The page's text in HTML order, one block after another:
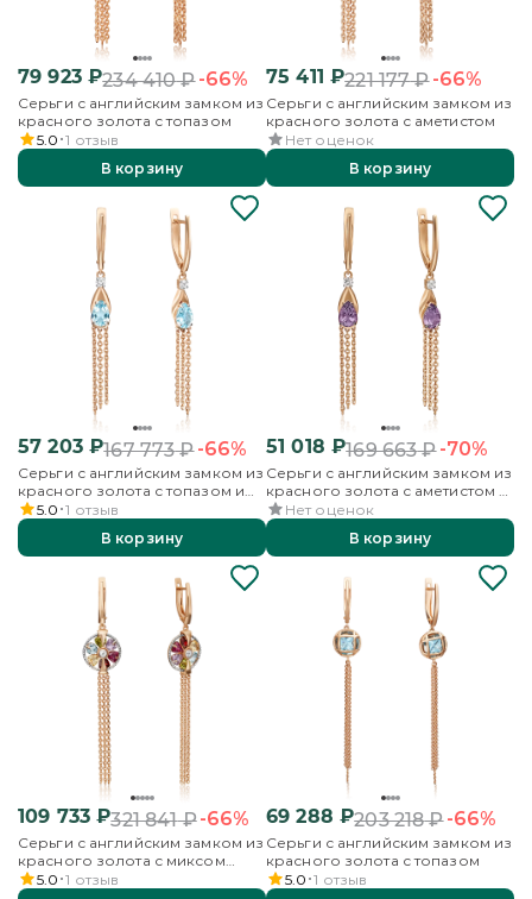
79 923₽234 410₽-66%
Серьги с английским замком из
красного золота с топазом
5.0 1 отзыв
В корзину
75 411 ₽221 177₽-66%
Серьги с английским замком из
красного золота с аметистом
Нет оценок
В корзину
57 203₽167 773₽-66%
Серьги с английским замком из
красного золота с топазом и
бесцветным топазом
5.0 1 отзыв
В корзину
51 018 ₽169 663₽-70%
Серьги с английским замком из
красного золота с аметистом и
бесцветным топазом
Нет оценок
В корзину
109 733 ₽321 841₽-66%
Серьги с английским замком из
красного золота с миксом
камней
5.0 1 отзыв
69 288 ₽203 218₽-66%
Серьги с английским замком из
красного золота с топазом
5.0 1 отзыв